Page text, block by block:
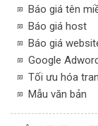
Báo giá tên
Báo giá host
Báo giá
Google
Tối ưu hóa
Mẫu văn bản